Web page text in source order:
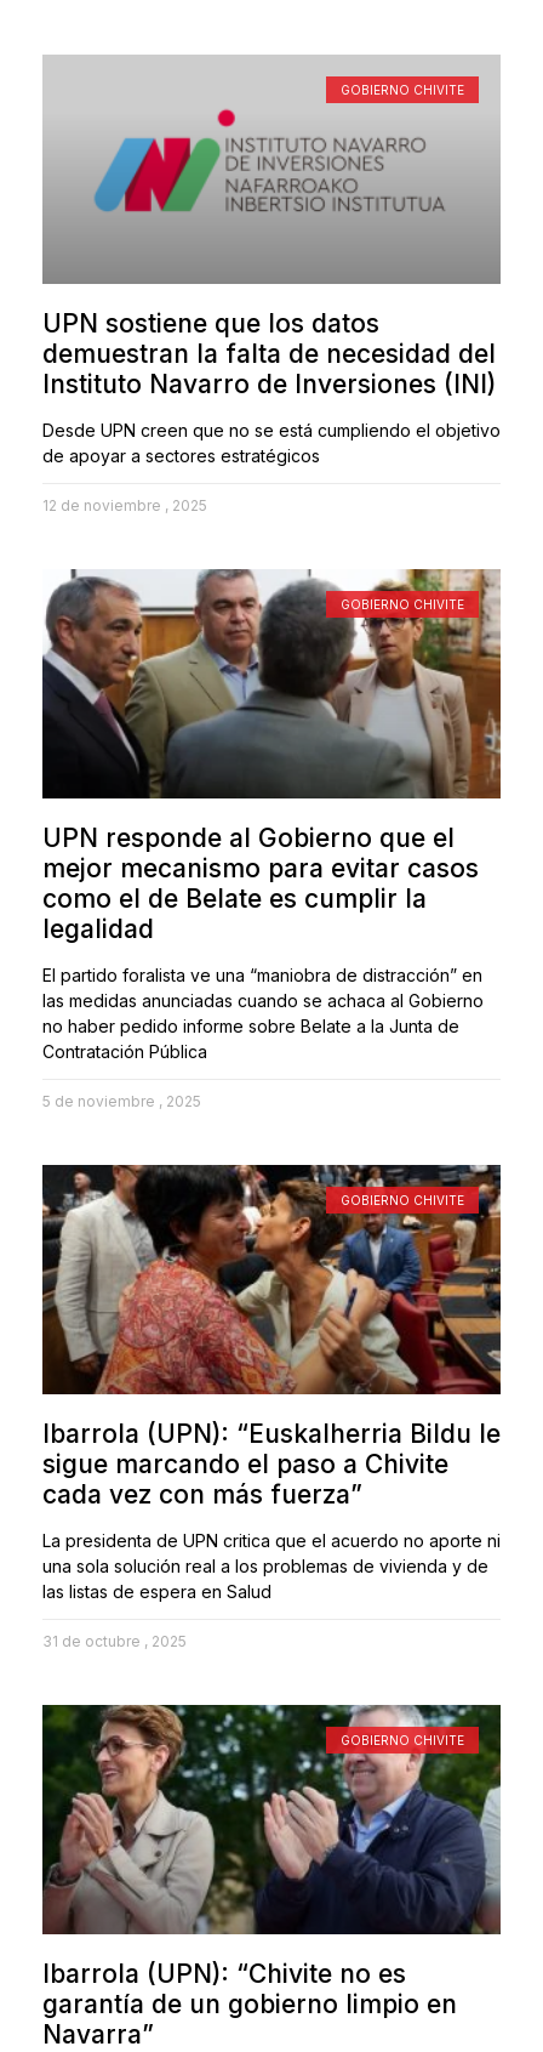
GOBIERNO CHIVITE
UPN sostiene que los datos
demuestran la falta de necesidad del
Instituto Navarro de Inversiones (INI)
Desde UPN creen que no se está cumpliendo el objetivo
de apoyar a sectores estratégicos
12 de noviembre , 2025
GOBIERNO CHIVITE
UPN responde al Gobierno que el
mejor mecanismo para evitar casos
como el de Belate es cumplir la
legalidad
El partido foralista ve una “maniobra de distracción” en
las medidas anunciadas cuando se achaca al Gobierno
no haber pedido informe sobre Belate a la Junta de
Contratación Pública
5 de noviembre , 2025
GOBIERNO CHIVITE
Ibarrola (UPN): “Euskalherria Bildu le
sigue marcando el paso a Chivite
cada vez con más fuerza”
La presidenta de UPN critica que el acuerdo no aporte ni
una sola solución real a los problemas de vivienda y de
las listas de espera en Salud
31 de octubre , 2025
GOBIERNO CHIVITE
Ibarrola (UPN): “Chivite no es
garantía de un gobierno limpio en
Navarra”